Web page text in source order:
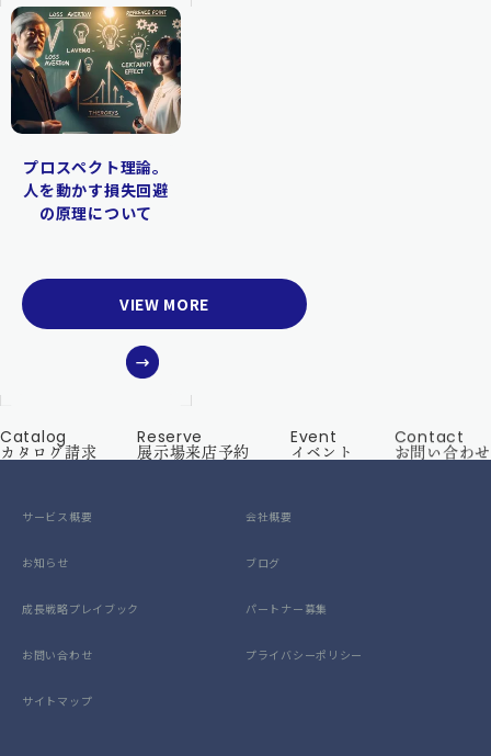
プロスペクト理論。
人を動かす損失回避
の原理について
VIEW MORE
Catalog
カタログ請求
Reserve
展示場来店予約
Event
イベント
Contact
お問い合わせ
サービス概要 会社概要
お知らせ ブログ
成長戦略プレイブック パートナー募集
お問い合わせ プライバシーポリシー
サイトマップ